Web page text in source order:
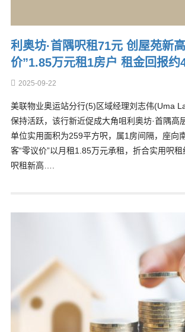
利奥坊·首隅呎租71元 创屋苑新
价”1.85万元租1房户 租金回报约
2025-09-22
美联物业奥运站分行(5)区域经理刘志伟(Uma
保持活跃，该行新近促成大角咀利奥坊·首隅高
单位实用面积为259平方呎，属1房间隔，座向
客“零议价”以月租1.85万元承租，折合实用呎
呎租新高….